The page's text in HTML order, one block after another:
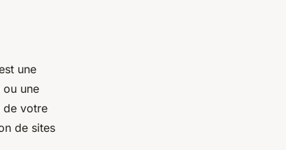
une
une
de votre
de sites